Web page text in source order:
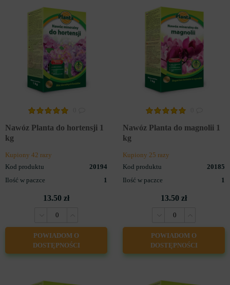
Nawóz Planta do hortensji 1
kg
Kupiony 42 razy
Kod produktu
20194
Ilość w paczce
1
13.50 zł
POWIADOM O
DOSTĘPNOŚCI
Nawóz Planta do magnolii 1
kg
Kupiony 25 razy
Kod produktu
20185
Ilość w paczce
1
13.50 zł
POWIADOM O
DOSTĘPNOŚCI